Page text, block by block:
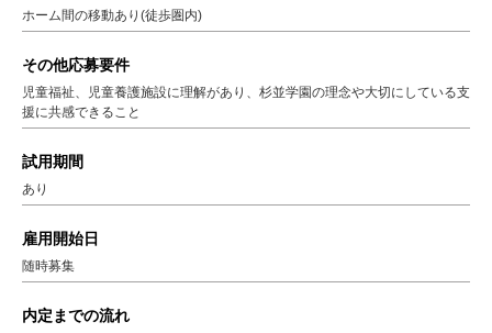
ホーム間の移動あり(徒歩圏内)
その他応募要件
児童福祉、児童養護施設に理解があり、杉並学園の理念や大切にしている支
援に共感できること
試用期間
あり
雇用開始日
随時募集
内定までの流れ